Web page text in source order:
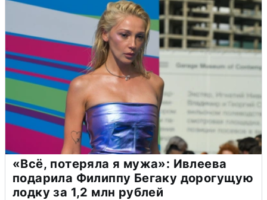
«Всё, потеряла я мужа»: Ивлеева
подарила Филиппу Бегаку дорогущую
лодку за 1,2 млн рублей